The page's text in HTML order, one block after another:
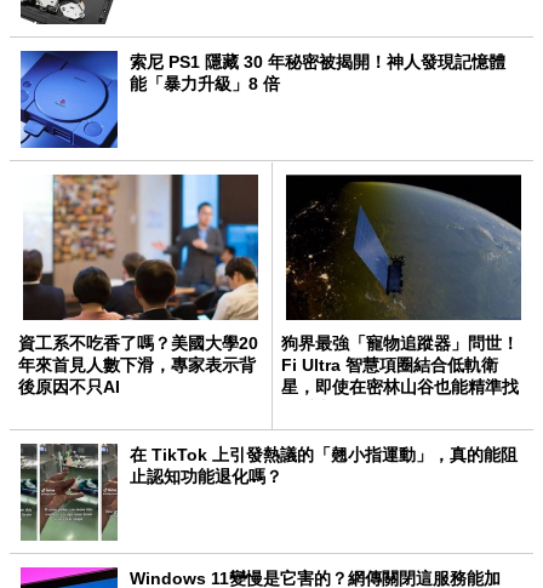
索尼 PS1 隱藏 30 年秘密被揭開！神人發現記憶體
能「暴力升級」8 倍
資工系不吃香了嗎？美國大學20
年來首見人數下滑，專家表示背
後原因不只AI
狗界最強「寵物追蹤器」問世！
Fi Ultra 智慧項圈結合低軌衛
星，即使在密林山谷也能精準找
在 TikTok 上引發熱議的「翹小指運動」，真的能阻
止認知功能退化嗎？
Windows 11變慢是它害的？網傳關閉這服務能加